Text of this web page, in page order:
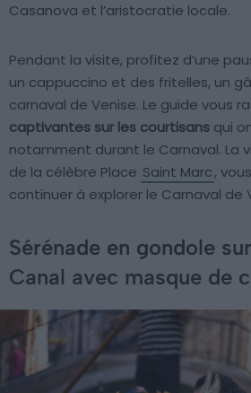
Casanova et l’aristocratie locale.
Pendant la visite, profitez d’une
un cappuccino et des fritelles, un
carnaval de Venise. Le guide vous
captivantes sur les courtisans qui
notamment durant le Carnaval. La
de la célèbre Place Saint Marc,
continuer à explorer le Carnaval de
Sérénade en gondole
Canal avec masque de